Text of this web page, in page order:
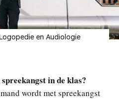
en Audiologie
in de klas?
wordt met spreekangst